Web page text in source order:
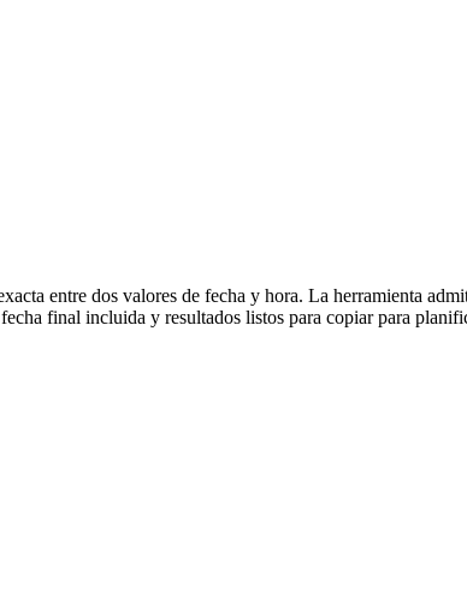
entre dos valores de fecha y hora. La herramienta
final incluida y resultados listos para copiar para